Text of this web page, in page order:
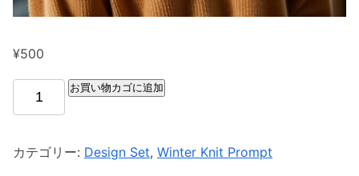
¥500
お買い物カゴに追加
カテゴリー: Design Set, Winter Knit Prompt